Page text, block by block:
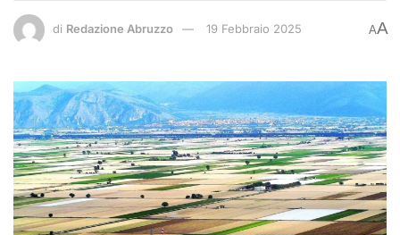
di Redazione Abruzzo 19 Febbraio 2025 AA